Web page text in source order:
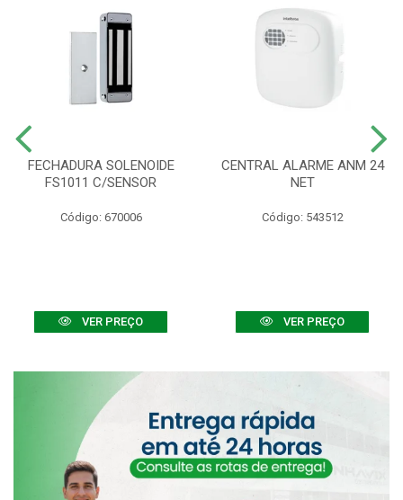
FECHADURA SOLENOIDE
FS1011 C/SENSOR
Código: 670006
VER PREÇO
CENTRAL ALARME ANM 24
NET
Código: 543512
VER PREÇO